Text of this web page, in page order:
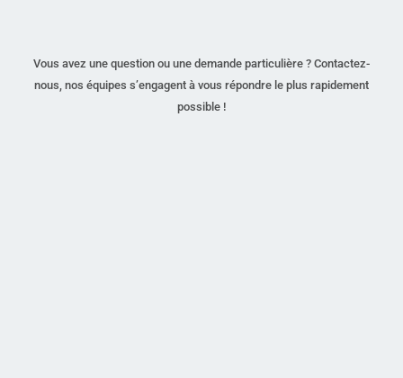
Vous avez une question ou une demande particulière ? Contactez-
nous, nos équipes s’engagent à vous répondre le plus rapidement
possible !